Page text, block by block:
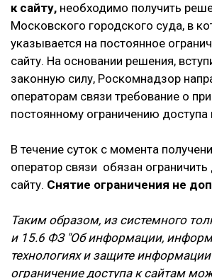
к сайту, необходимо получить
Московского городского суда, в
указывается на постоянное
сайту. На основании решения,
законную силу, Роскомнадзор
операторам связи требование о
постоянному ограничению доступа
В течение суток с момента
оператор связи обязан ограничить
сайту. Снятие ограничения не
Таким образом, из системного
и 15.6 ФЗ "Об информации,
технологиях и защите
ограничение доступа к сайтам